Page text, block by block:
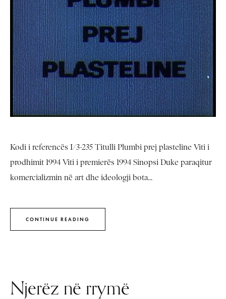
Kodi i referencës I/3-235 Titulli Plumbi prej plasteline Viti i
prodhimit 1994 Viti i premierës 1994 Sinopsi Duke paraqitur
komercializmin në art dhe ideologji bota...
CONTINUE READING
Njerëz në rrymë